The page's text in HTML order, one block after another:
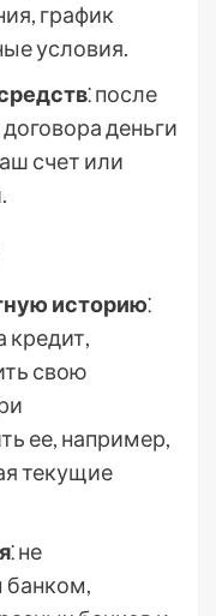
график
условия.
⁚ после
деньги
счет или
историю⁚
кредит,
свою
ее, например,
текущие
⁚ не
банком,